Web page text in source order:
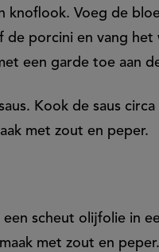
knoflook. Voeg de
porcini en vang het
een garde toe aan
Kook de saus
met zout en peper.
scheut olijfolie in
met zout en peper.